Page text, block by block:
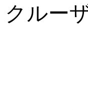
クルー